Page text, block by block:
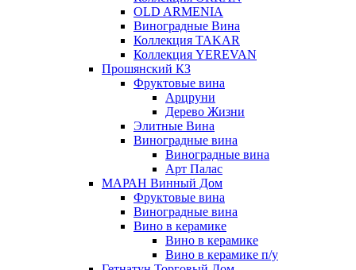
OLD ARMENIA
Виноградные Вина
Коллекция TAKAR
Коллекция YEREVAN
Прошянский КЗ
Фруктовые вина
Арцруни
Дерево Жизни
Элитные Вина
Виноградные вина
Виноградные вина
Арт Палас
МАРАН Винный Дом
Фруктовые вина
Виноградные вина
Вино в керамике
Вино в керамике
Вино в керамике п/у